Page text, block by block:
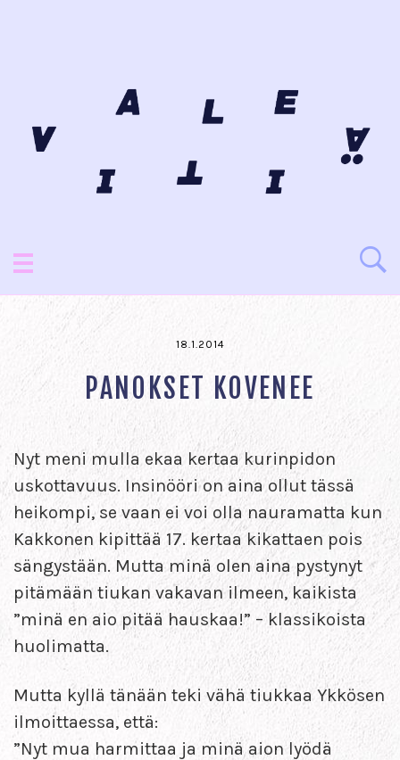
18.1.2014
PANOKSET KOVENEE
Nyt meni mulla ekaa kertaa kurinpidon
uskottavuus. Insinööri on aina ollut tässä
heikompi, se vaan ei voi olla nauramatta kun
Kakkonen kipittää 17. kertaa kikattaen pois
sängystään. Mutta minä olen aina pystynyt
pitämään tiukan vakavan ilmeen, kaikista
”minä en aio pitää hauskaa!” – klassikoista
huolimatta.
Mutta kyllä tänään teki vähä tiukkaa Ykkösen
ilmoittaessa, että:
”Nyt mua harmittaa ja minä aion lyödä